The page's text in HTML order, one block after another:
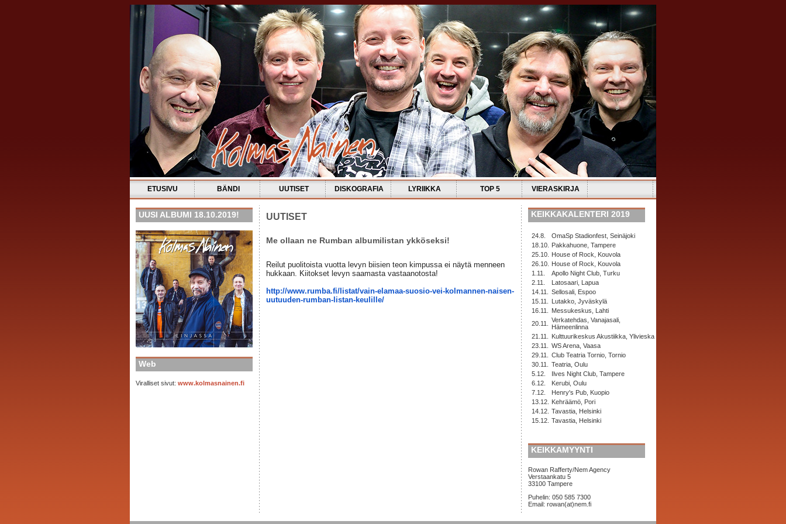
ETUSIVU BÄNDI UUTISET DISKOGRAFIA LYRIIKKA TOP 5 VIERASKIRJA
UUSI ALBUMI 18.10.2019!
Web
Viralliset sivut: www.kolmasnainen.fi
UUTISET
Me ollaan ne Rumban albumilistan ykköseksi!
Reilut puolitoista vuotta levyn biisien teon kimpussa ei näytä menneen
hukkaan. Kiitokset levyn saamasta vastaanotosta!
http://www.rumba.fi/listat/vain-elamaa-suosio-vei-kolmannen-naisen-
uutuuden-rumban-listan-keulille/
KEIKKAKALENTERI 2019
24.8.
OmaSp Stadionfest, Seinäjoki
18.10.
Pakkahuone, Tampere
25.10.
House of Rock, Kouvola
26.10.
House of Rock, Kouvola
1.11.
Apollo Night Club, Turku
2.11.
Latosaari, Lapua
14.11.
Sellosali, Espoo
15.11.
Lutakko, Jyväskylä
16.11.
Messukeskus, Lahti
20.11.
Verkatehdas, Vanajasali,
Hämeenlinna
21.11.
Kulttuurikeskus Akustiikka, Ylivieska
23.11.
WS Arena, Vaasa
29.11.
Club Teatria Tornio, Tornio
30.11.
Teatria, Oulu
5.12.
Ilves Night Club, Tampere
6.12.
Kerubi, Oulu
7.12.
Henry's Pub, Kuopio
13.12.
Kehräämö, Pori
14.12. Tavastia, Helsinki
15.12. Tavastia, Helsinki
KEIKKAMYYNTI
Rowan Rafferty/Nem Agency
Verstaankatu 5
33100 Tampere
Puhelin: 050 585 7300
Email: rowan(at)nem.fi